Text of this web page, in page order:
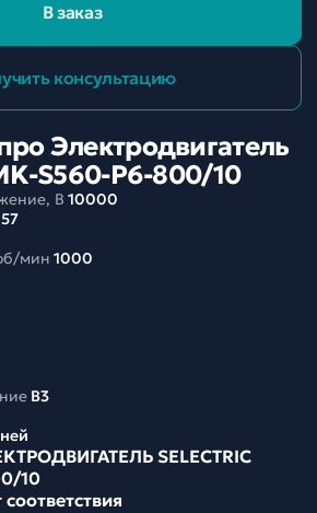
В заказ
консультацию
Электродвигатель
S560-P6-800/10
В 10000
57
мин 1000
B3
SELECTRIC
10